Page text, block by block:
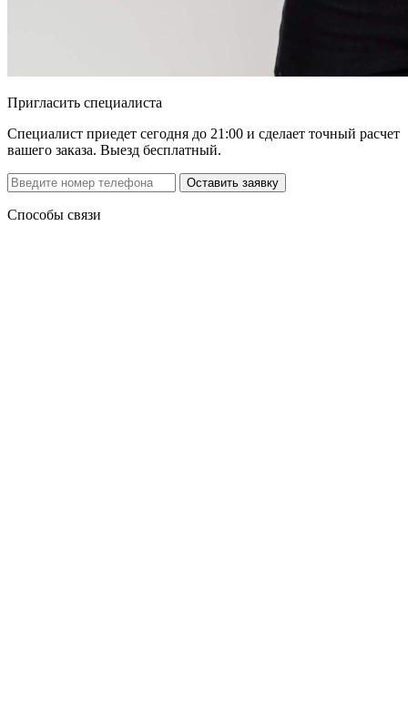
Пригласить специалиста
Специалист приедет сегодня до 21:00 и сделает точный расчет
вашего заказа. Выезд бесплатный.
Способы связи